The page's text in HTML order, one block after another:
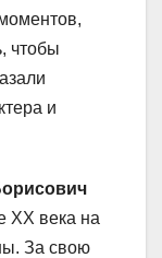
чтобы
и
XX века на
За свою